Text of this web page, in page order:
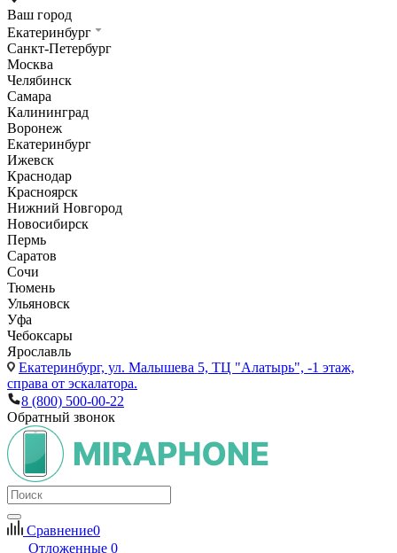
Ваш город
Екатеринбург
Санкт-Петербург
Москва
Челябинск
Самара
Калининград
Воронеж
Екатеринбург
Ижевск
Краснодар
Красноярск
Нижний Новгород
Новосибирск
Пермь
Саратов
Сочи
Тюмень
Ульяновск
Уфа
Чебоксары
Ярославль
Екатеринбург, ул. Малышева 5, ТЦ "Алатырь", -1 этаж,
справа от эскалатора.
8 (800) 500-00-22
Обратный звонок
Сравнение0
Отложенные 0